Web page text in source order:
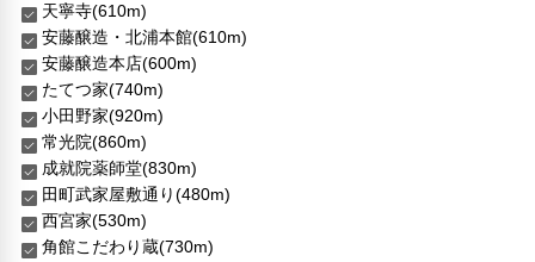
天寧寺(610m)
安藤醸造・北浦本館(610m)
安藤醸造本店(600m)
たてつ家(740m)
小田野家(920m)
常光院(860m)
成就院薬師堂(830m)
田町武家屋敷通り(480m)
西宮家(530m)
角館こだわり蔵(730m)